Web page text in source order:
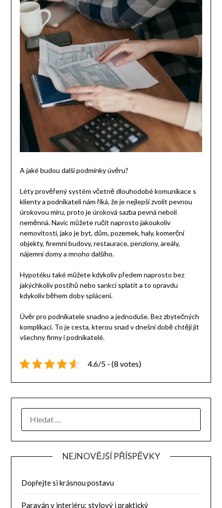
A jaké budou další podmínky úvěru?
Léty prověřený systém včetně dlouhodobé komunikace s
klienty a podnikateli nám říká, že je nejlepší zvolit pevnou
úrokovou míru, proto je úroková sazba pevná neboli
neměnná. Navíc můžete ručit naprosto jakoukoliv
nemovitostí, jako je byt, dům, pozemek, haly, komerční
objekty, firemní budovy, restaurace, penziony, areály,
nájemní domy a mnoho dalšího.
Hypotéku také můžete kdykoliv předem naprosto bez
jakýchkoliv postihů nebo sankcí splatit a to opravdu
kdykoliv během doby splácení.
Úvěr pro podnikatele snadno a jednoduše. Bez zbytečných
komplikací. To je cesta, kterou snad v dnešní době chtějí jít
všechny firmy i podnikatelé.
4.6/5 - (8 votes)
NEJNOVĚJŠÍ PŘÍSPĚVKY
Dopřejte si krásnou postavu
Paraván v interiéru: stylový i praktický